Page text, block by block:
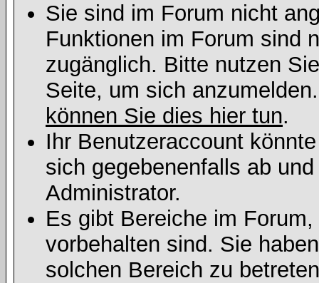
Sie sind im Forum nicht
Funktionen im Forum sind
zugänglich. Bitte nutzen
Seite, um sich
können Sie dies hier tun.
Ihr Benutzeraccount
sich gegebenenfalls ab
Administrator.
Es gibt Bereiche im
vorbehalten sind. Sie
solchen Bereich zu